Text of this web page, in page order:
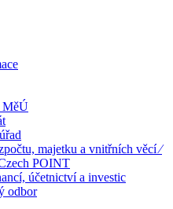
MěÚ
majetku a vnitřních věcí ⁄
POINT
účetnictví a investic
odbor